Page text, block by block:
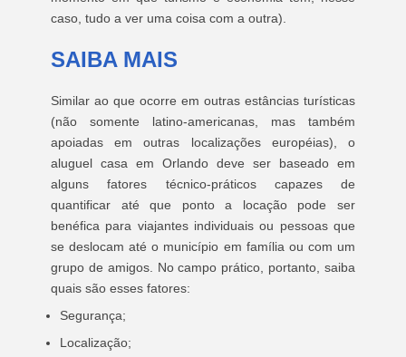
caso, tudo a ver uma coisa com a outra).
SAIBA MAIS
Similar ao que ocorre em outras estâncias turísticas
(não somente latino-americanas, mas também
apoiadas em outras localizações européias), o
aluguel casa em Orlando deve ser baseado em
alguns fatores técnico-práticos capazes de
quantificar até que ponto a locação pode ser
benéfica para viajantes individuais ou pessoas que
se deslocam até o município em família ou com um
grupo de amigos. No campo prático, portanto, saiba
quais são esses fatores:
Segurança;
Localização;